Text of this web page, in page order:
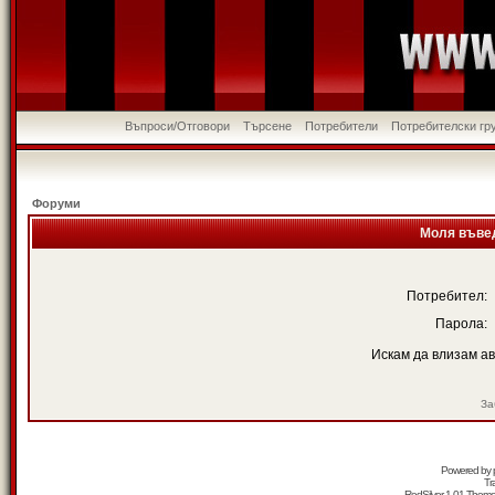
Въпроси/Отговори Търсене Потребители Потребителски
Форуми
Моля
Потребител:
Парола:
Искам да влизам
Powered by